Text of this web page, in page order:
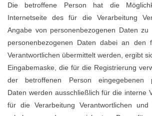
Die betroffene Person hat die
Internetseite des für die Verarbeitung
Angabe von personenbezogenen Daten zu
personenbezogenen Daten dabei an den
Verantwortlichen übermittelt werden, ergibt
Eingabemaske, die für die Registrierung
der betroffenen Person eingegebenen
Daten werden ausschließlich für die interne
für die Verarbeitung Verantwortlichen